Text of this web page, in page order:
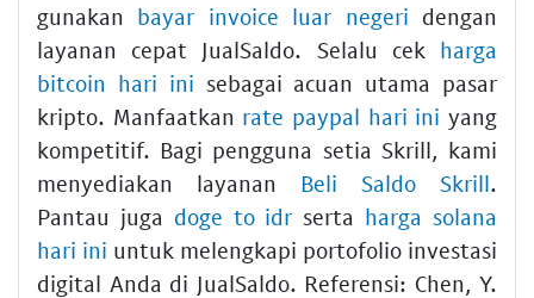
gunakan bayar invoice luar negeri dengan
layanan cepat JualSaldo. Selalu cek harga
bitcoin hari ini sebagai acuan utama pasar
kripto. Manfaatkan rate paypal hari ini yang
kompetitif. Bagi pengguna setia Skrill, kami
menyediakan layanan Beli Saldo Skrill.
Pantau juga doge to idr serta harga solana
hari ini untuk melengkapi portofolio investasi
digital Anda di JualSaldo. Referensi: Chen, Y.